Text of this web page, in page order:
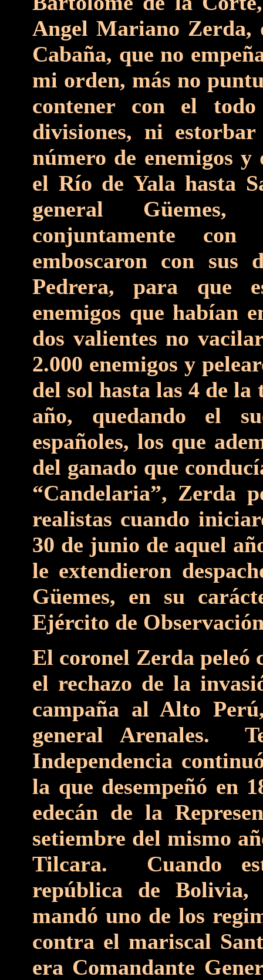
Angel Mariano Zerda,
Cabaña, que no
mi orden, más no
contener con el
divisiones, ni
número de enemigos y
el Río de Yala hasta
general
conjuntamente
emboscaron con
Pedrera, para que
enemigos que habían
dos valientes no
2.000 enemigos y
del sol hasta las 4 de
año, quedando el
españoles, los que
del ganado que
“Candelaria”, Zerda
realistas cuando
30 de junio de aquel
le extendieron
Güemes, en su
Ejército de
El coronel Zerda peleó
el rechazo de la
campaña al Alto
general Arenales.
Independencia
la que desempeñó en
edecán de la
setiembre del mismo
Tilcara. Cuando
república de
mandó uno de los
contra el mariscal
era Comandante